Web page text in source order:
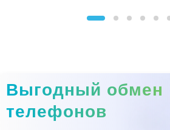
Выгодный обмен
телефонов